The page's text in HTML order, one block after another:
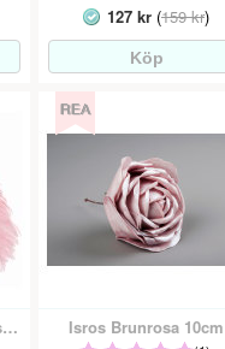
127 kr (159 kr)
Mjukdjur Gosedjur Leksak Rosa Svan Isros Brunrosa 10cm